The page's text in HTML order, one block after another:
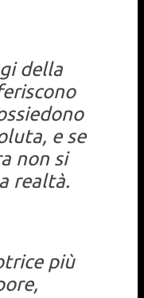
della
e se
non si
realtà.
più